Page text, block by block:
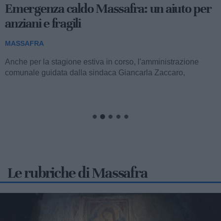
Emergenza caldo Massafra: un aiuto per
anziani e fragili
MASSAFRA
Anche per la stagione estiva in corso, l'amministrazione
comunale guidata dalla sindaca Giancarla Zaccaro,
Le rubriche di Massafra